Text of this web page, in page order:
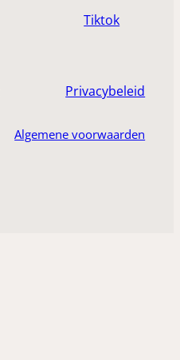
Tiktok
Privacybeleid
Algemene voorwaarden